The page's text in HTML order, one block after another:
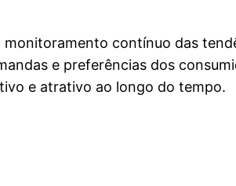
contínuo das
e preferências dos
e atrativo ao longo do tempo.